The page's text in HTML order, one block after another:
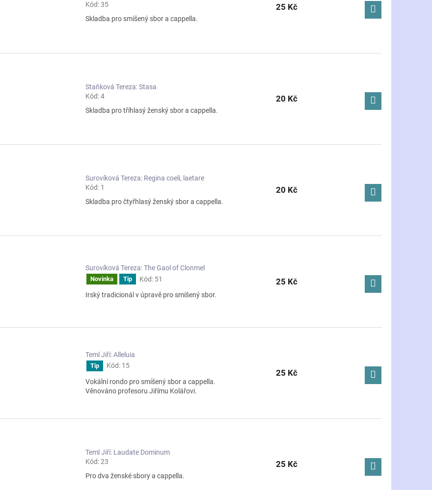
Kód:35
Skladba pro smíšený sbor a cappella.
25 Kč
Staňková Tereza: Stasa
Kód:4
Skladba pro tříhlasý ženský sbor a cappella.
20 Kč
Surovíková Tereza: Regina coeli, laetare
Kód: 1
Skladba pro čtyřhlasý ženský sbor a cappella.
20 Kč
Surovíková Tereza: The Gaol of Clonmel
Novinka Tip Kód: 51
Irský tradicionál v úpravě pro smíšený sbor.
25 Kč
Teml Jiří: Alleluia
Tip Kód: 15
Vokální rondo pro smíšený sbor a cappella.
Věnováno profesoru Jiřímu Kolářovi.
25 Kč
Teml Jiří: Laudate Dominum
Kód:23
Pro dva ženské sbory a cappella.
25 Kč